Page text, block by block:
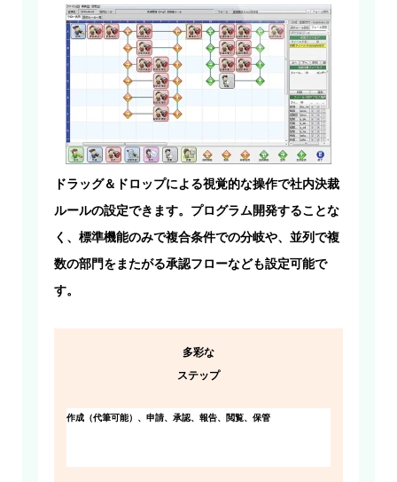
ドラッグ＆ドロップによる視覚的な操作で社内決裁
ルールの設定できます。プログラム開発することな
く、標準機能のみで複合条件での分岐や、並列で複
数の部門をまたがる承認フローなども設定可能で
す。
多彩な
ステップ
作成（代筆可能）、申請、承認、報告、閲覧、保管